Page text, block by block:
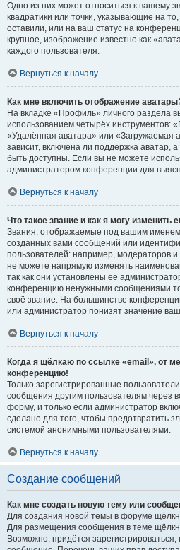
Одно из них может относиться к вашему
квадратики или точки, указывающие на
оставили, или на ваш статус на
крупное, изображение известно как
каждого пользователя.
Вернуться к началу
Как мне включить отображение
На вкладке «Профиль» личного раздела
использованием четырёх инструментов:
«Удалённая аватара» или «Загружаемая
зависит, включена ли поддержка аватар,
быть доступны. Если вы не можете
администратором конференции для
Вернуться к началу
Что такое звание и как я могу изменить
Звания, отображаемые под вашим
созданных вами сообщений или
пользователей: например, модераторов
не можете напрямую изменять
так как они установлены её
конференцию ненужными сообщениями
своё звание. На большинстве
или администратор понизят значение
Вернуться к началу
Когда я щёлкаю по ссылке «email», от
конференцию!
Только зарегистрированные
сообщения другим пользователям через
форму, и только если администратор
сделано для того, чтобы предотвратить
системой анонимными пользователями.
Вернуться к началу
Создание сообщений
Как мне создать новую тему или
Для создания новой темы в форуме
Для размещения сообщения в теме
Возможно, придётся